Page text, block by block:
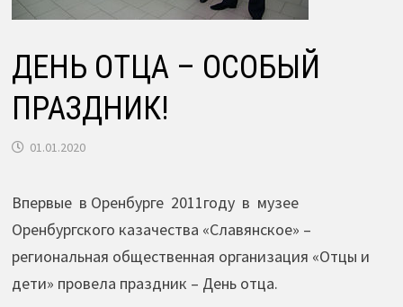
ДЕНЬ ОТЦА – ОСОБЫЙ
ПРАЗДНИК!
01.01.2020
Впервые в Оренбурге 2011году в музее
Оренбургского казачества «Славянское» –
региональная общественная организация «Отцы и
дети» провела праздник – День отца.